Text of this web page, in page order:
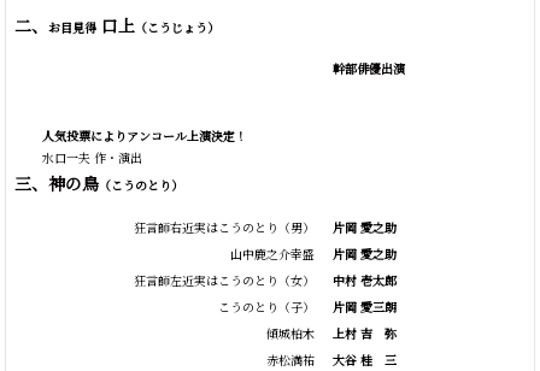
二、 お目見得口上 （こうじょう）
幹部俳優出演
人気投票によりアンコール上演決定！
水口一夫 作・演出
三、神の鳥（こうのとり）
狂言師右近実はこうのとり（男）
山中鹿之介幸盛
狂言師左近実はこうのとり（女）
こうのとり（子）
傾城柏木
赤松満祐
片岡 愛之助
片岡 愛之助
中村 壱太郎
片岡 愛三朗
上村 吉
弥
大谷 桂 三